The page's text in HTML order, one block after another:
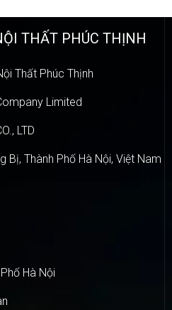
THẤT PHÚC THỊNH
Thất Phúc Thịnh
Limited
LTD
Bị, Thành Phố Hà Nội, Việt Nam
Hà Nội